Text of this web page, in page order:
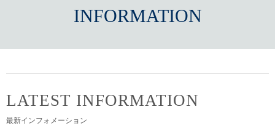
INFORMATION
LATEST INFORMATION
最新インフォメーション